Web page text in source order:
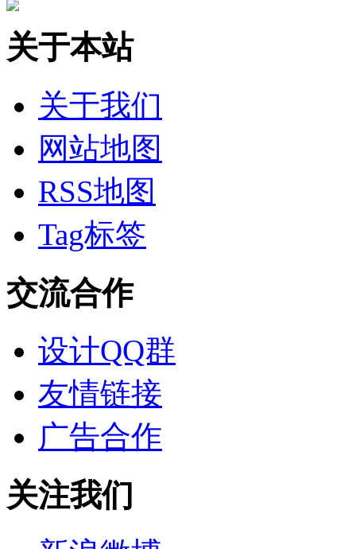
关于本站
关于我们
网站地图
RSS地图
Tag标签
交流合作
设计QQ群
友情链接
广告合作
关注我们